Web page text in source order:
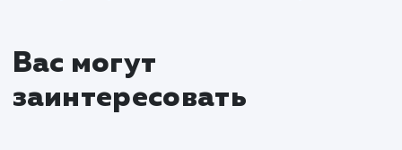
Результаты и KPI
В результате ребрендинга и создания нового